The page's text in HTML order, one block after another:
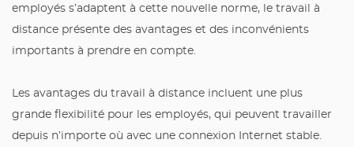
employés s’adaptent à cette nouvelle norme, le travail à
distance présente des avantages et des inconvénients
importants à prendre en compte.
Les avantages du travail à distance incluent une plus
grande flexibilité pour les employés, qui peuvent travailler
depuis n’importe où avec une connexion Internet stable.